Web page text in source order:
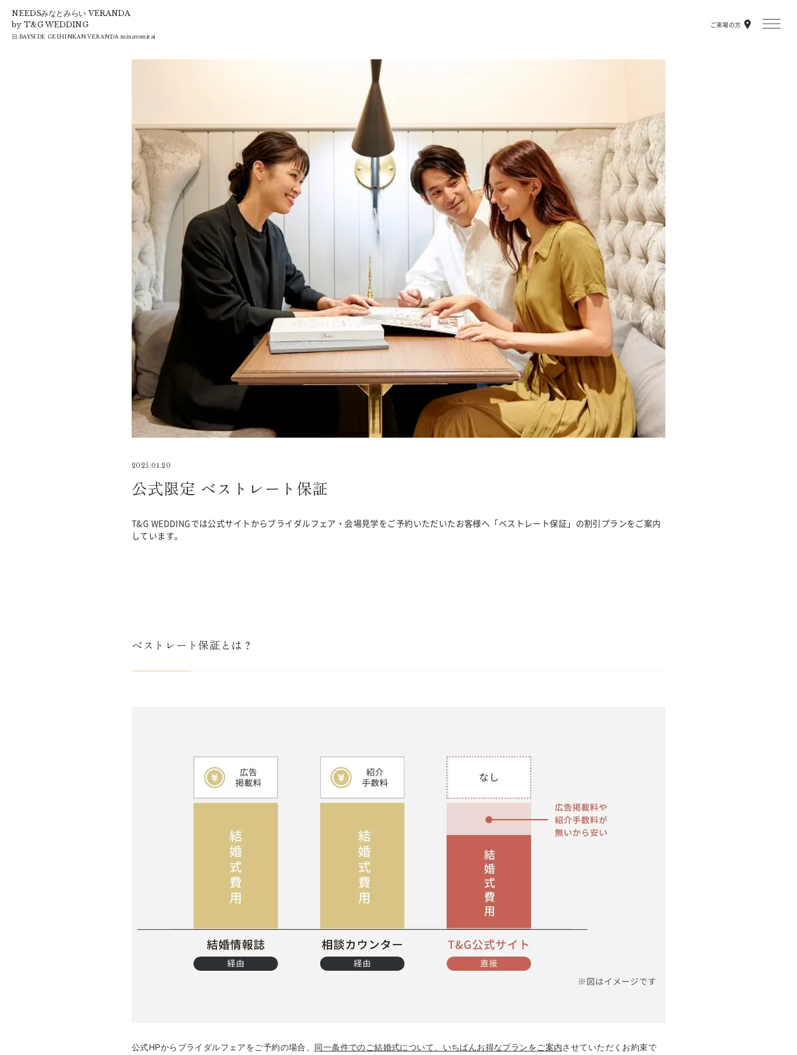
NEEDSみなとみらい VERANDA
by T&G WEDDING
旧:BAYSIDE GEIHINKAN VERANDA minatomirai
ご来場の方
2025.01.20
公式限定 ベストレート保証
T&G WEDDINGでは公式サイトからブライダルフェア・会場見学をご予約いただいたお客様へ「ベストレート保証」の割引プランをご案内
しています。
ベストレート保証とは？
公式HPからブライダルフェアをご予約の場合、 同一条件でのご結婚式について、いちばんお得なプランをご案内させていただくお約束で